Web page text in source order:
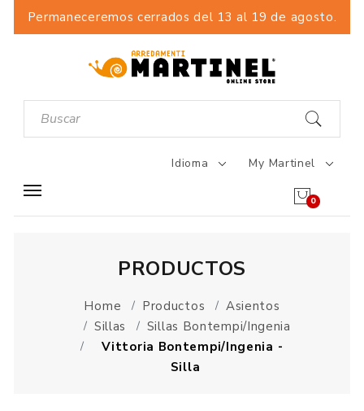
Permaneceremos cerrados del 13 al 19 de agosto.
Idioma My Martinel
0
PRODUCTOS
Home Productos
Asientos
Sillas
Sillas Bontempi/Ingenia
Vittoria Bontempi/Ingenia -
Silla